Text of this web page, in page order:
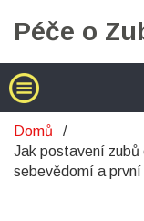
Domů
Jak postavení zubů
sebevědomí a první